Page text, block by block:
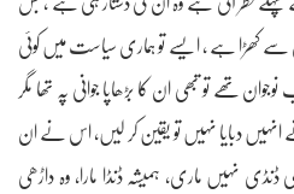
کھڑا ہے ، ایسے تو ہماری سیاست میں کوئی
تھے تو تبھی ان کا بڑھاپا جوانی پہ تھا مگر
انہیں دبایا نہیں تو یقین کر لیں، اس نے ان
ڈنڈی نہیں ماری، ہمیشہ ڈنڈا مارا، وہ داڑھی